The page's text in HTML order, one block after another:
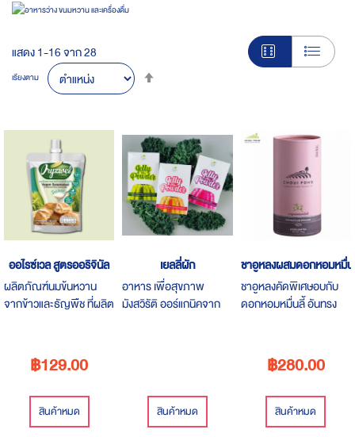
แสดง1-16จาก28
เรียงตาม
Direction
ออไรซ์เวล สูตรออริจินัล
ผลิตภัณฑ์นมข้นหวาน
จากข้าวและธัญพืช ที่ผลิต
ราดบนผลิตภัณฑ์เบเกอรี่
/ ไอศกรีม / ขนมหวาน
หรือชงกับเครื่องดื่มร้อนก็
อร่อยมาก
฿129.00
สินค้าหมด
เยลลี่ผัก
อาหาร​ เพื่อสุขภาพ​
มังสวิรัติ ออร์แกนิค​จาก​ ​
หวานผู้ป่วยเบาหวานทาน
ได้เด็กทานฟันไม่ผุคุมน้ำ
หนักทานแล้วไม่อ้วนl
สินค้าหมด
ชาอูหลงผสมดอกหอมหมื่น
ชาอูหลงคัดพิเศษอบกับ
ดอกหอมหมื่นลี้ อันทรง
แสนไกล฿280.00
สินค้าหมด